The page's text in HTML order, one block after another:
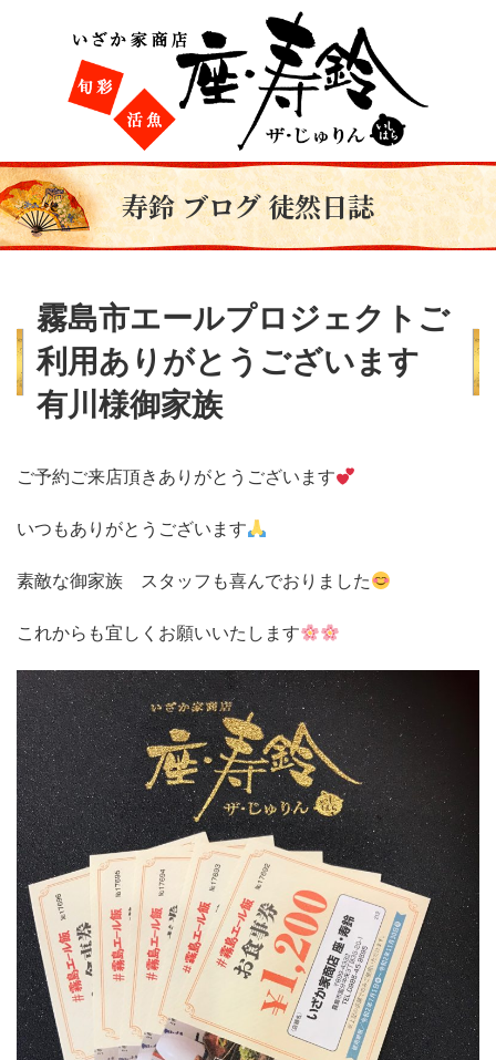
寿鈴 ブログ 徒然日誌
霧島市エールプロジェクトご
利用ありがとうございます
有川様御家族
ご予約ご来店頂きありがとうございます
いつもありがとうございます
素敵な御家族 スタッフも喜んでおりました
これからも宜しくお願いいたします